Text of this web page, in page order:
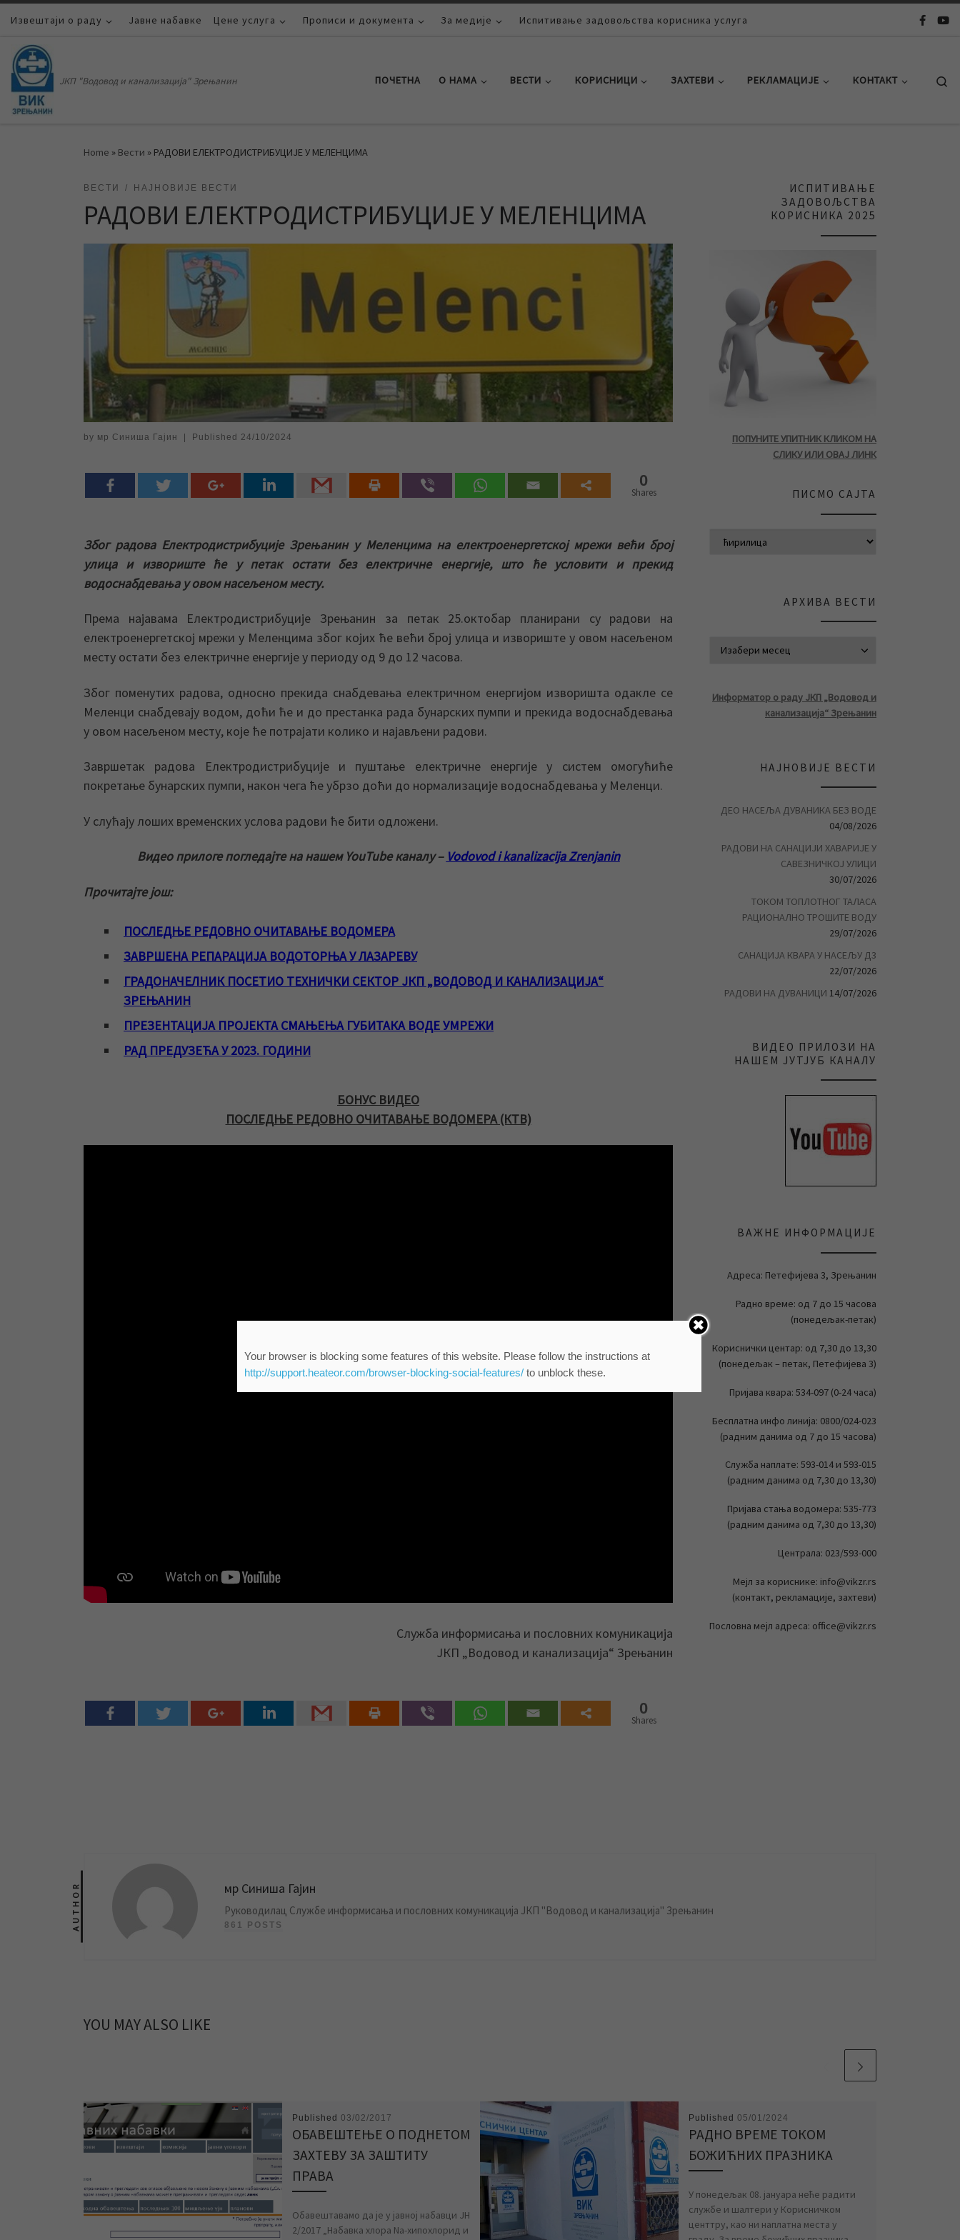
Skip to content
Извештаји о раду Јавне набавке Цене услуга Прописи и документа За медије Испитивање задовољства корисника услуга
ЈКП "Водовод и канализација" Зрењанин ПОЧЕТНА О НАМА ВЕСТИ КОРИСНИЦИ ЗАХТЕВИ РЕКЛАМАЦИЈЕ КОНТАКТ
Home » Вести » РАДОВИ ЕЛЕКТРОДИСТРИБУЦИЈЕ У МЕЛЕНЦИМА
ВЕСТИ НАЈНОВИЈЕ ВЕСТИ
РАДОВИ ЕЛЕКТРОДИСТРИБУЦИЈЕ У МЕЛЕНЦИМА
by мр Синиша Гајин Published 24/10/2024
0
Shares
Због радова Електродистрибуције Зрењанин у Меленцима на електроенергетској мрежи већи број
улица и извориште ће у петак остати без електричне енергије, што ће условити и прекид
водоснабдевања у овом насељеном месту.
Према најавама Електродистрибуције Зрењанин за петак 25.октобар планирани су радови на
електроенергетској мрежи у Меленцима због којих ће већи број улица и извориште у овом насељеном
месту остати без електричне енергије у периоду од 9 до 12 часова.
Због поменутих радова, односно прекида снабдевања електричном енергијом изворишта одакле се
Меленци снабдевају водом, доћи ће и до престанка рада бунарских пумпи и прекида водоснабдевања
у овом насељеном месту, које ће потрајати колико и најављени радови.
Завршетак радова Електродистрибуције и пуштање електричне енергије у систем омогућиће
покретање бунарских пумпи, након чега ће убрзо доћи до нормализације водоснабдевања у Меленци.
У слућају лоших временских услова радови ће бити одложени.
Видео прилоге погледајте на нашем YouTube каналу – Vodovod i kanalizacija Zrenjanin
Прочитајте још:
ПОСЛЕДЊЕ РЕДОВНО ОЧИТАВАЊЕ ВОДОМЕРА
ЗАВРШЕНА РЕПАРАЦИЈА ВОДОТОРЊА У ЛАЗАРЕВУ
ГРАДОНАЧЕЛНИК ПОСЕТИО ТЕХНИЧКИ СЕКТОР ЈКП „ВОДОВОД И КАНАЛИЗАЦИЈА“
ЗРЕЊАНИН
ПРЕЗЕНТАЦИЈА ПРОЈЕКТА СМАЊЕЊА ГУБИТАКА ВОДЕ УМРЕЖИ
РАД ПРЕДУЗЕЋА У 2023. ГОДИНИ
БОНУС ВИДЕО
ПОСЛЕДЊЕ РЕДОВНО ОЧИТАВАЊЕ ВОДОМЕРА (КТВ)
Служба информисања и пословних комуникација
ЈКП „Водовод и канализација“ Зрењанин
0
Shares
AUTHOR мр Синиша Гајин
Руководилац Службе информисања и пословних комуникација ЈКП "Водовод и канализација" Зрењанин
861 POSTS
YOU MAY ALSO LIKE
Published 03/02/2017
ОБАВЕШТЕЊЕ О ПОДНЕТОМ
ЗАХТЕВУ ЗА ЗАШТИТУ
ПРАВА
Обавештавамо да је у јавној набавци ЈН
2/2017 „Набавка хлора Na-хипохлорид и
Published 05/01/2024
РАДНО ВРЕМЕ ТОКОМ
БОЖИЋНИХ ПРАЗНИКА
У понедељак 08. јануара неће радити
службе и шалтери у Корисничком
центтру, као ни наплатна места у
ИСПИТИВАЊЕ
ЗАДОВОЉСТВА
КОРИСНИКА 2025
ПОПУНИТЕ УПИТНИК КЛИКОМ НА
СЛИКУ ИЛИ ОВАЈ ЛИНК
ПИСМО САЈТА
АРХИВА ВЕСТИ
Информатор о раду ЈКП „Водовод и
канализација“ Зрењанин
НАЈНОВИЈЕ ВЕСТИ
ДЕО НАСЕЉА ДУВАНИКА БЕЗ ВОДЕ
04/08/2026
РАДОВИ НА САНАЦИЈИ ХАВАРИЈЕ У
САВЕЗНИЧКОЈ УЛИЦИ
30/07/2026
ТОКОМ ТОПЛОТНОГ ТАЛАСА
РАЦИОНАЛНО ТРОШИТЕ ВОДУ
29/07/2026
САНАЦИЈА КВАРА У НАСЕЉУ Д3
22/07/2026
РАДОВИ НА ДУВАНИЦИ 14/07/2026
ВИДЕО ПРИЛОЗИ НА
НАШЕМ ЈУТЈУБ КАНАЛУ
ВАЖНЕ ИНФОРМАЦИЈЕ
Адреса: Петефијева 3, Зрењанин
Радно време: од 7 до 15 часова
(понедељак-петак)
Кориснички центар: од 7,30 до 13,30
(понедељак – петак, Петефијева 3)
Пријава квара: 534-097 (0-24 часа)
Бесплатна инфо линија: 0800/024-023
(радним данима од 7 до 15 часова)
Служба наплате: 593-014 и 593-015
(радним данима од 7,30 до 13,30)
Пријава стања водомера: 535-773
(радним данима од 7,30 до 13,30)
Централа: 023/593-000
Мејл за кориснике: info@vikzr.rs
(контакт, рекламације, захтеви)
Пословна мејл адреса: office@vikzr.rs
Your browser is blocking some features of this website. Please follow the instructions at
http://support.heateor.com/browser-blocking-social-features/to unblock these.